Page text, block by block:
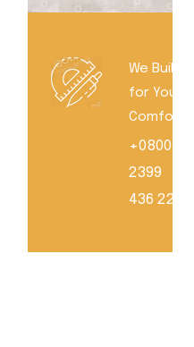
We Build
for Your
Comfort
+0800
2399
436 228